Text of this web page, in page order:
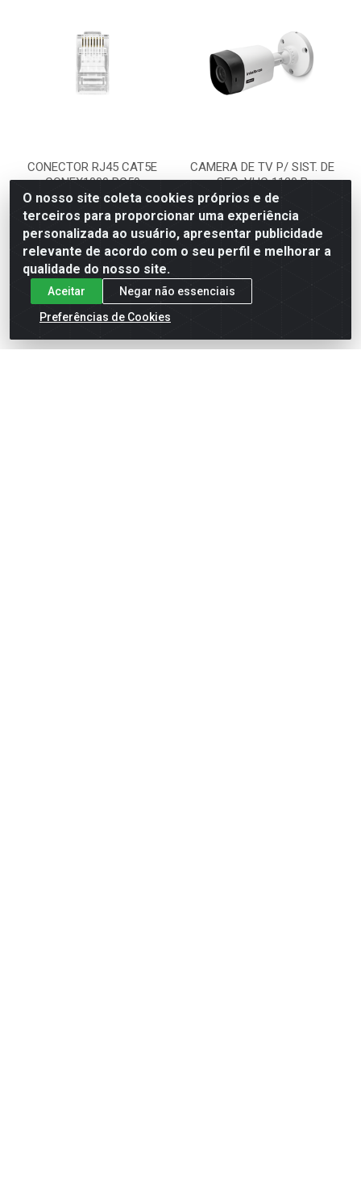
CONECTOR RJ45 CAT5E
CONEX1000 PC50
Código: 568020
Embalagem: UNIDADE
VER PREÇO
CAMERA DE TV P/ SIST. DE
SEG .VHC 1120 B
Código: 565330
Embalagem: UNIDADE
VER PREÇO
O nosso site coleta cookies próprios e de
terceiros para proporcionar uma experiência
personalizada ao usuário, apresentar publicidade
relevante de acordo com o seu perfil e melhorar a
qualidade do nosso site.
Aceitar
Negar não essenciais
Preferências de Cookies